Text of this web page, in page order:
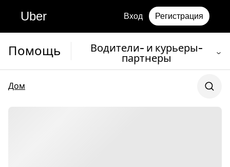
Uber Вход Регистрация
Помощь
Водители- и курьеры-
партнеры
Дом